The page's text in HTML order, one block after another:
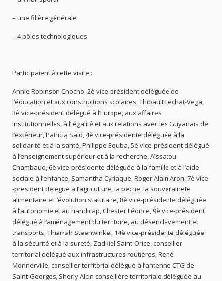
– une filière générale
– 4 pôles technologiques
Participaient à cette visite :
Annie Robinson Chocho, 2è vice-président déléguée de
l’éducation et aux constructions scolaires, Thibault Lechat-Vega,
3è vice-président délégué à l’Europe, aux affaires
institutionnelles, à l’ égalité et aux relations avec les Guyanais de
l’extérieur, Patricia Saïd, 4è vice-présidente déléguée à la
solidarité et à la santé, Philippe Bouba, 5è vice-président délégué
à l’enseignement supérieur et à la recherche, Aïssatou
Chambaud, 6è vice-présidente déléguée à la famille et à l’aide
sociale à l’enfance, Samantha Cyriaque, Roger Alain Aron, 7è vice
-président délégué à l’agriculture, la pêche, la souveraineté
alimentaire et l’évolution statutaire, 8è vice-présidente déléguée
à l’autonomie et au handicap, Chester Léonce, 9è vice-président
délégué à l’aménagement du territoire, au désenclavement et
transports, Thiarrah Steenwinkel, 14è vice-présidente déléguée
à la sécurité et à la sureté, Zadkiel Saint-Orice, conseiller
territorial délégué aux infrastructures routières, René
Monnerville, conseiller territorial délégué à l’antenne CTG de
Saint-Georges, Sherly Alcin conseillère territoriale déléguée au